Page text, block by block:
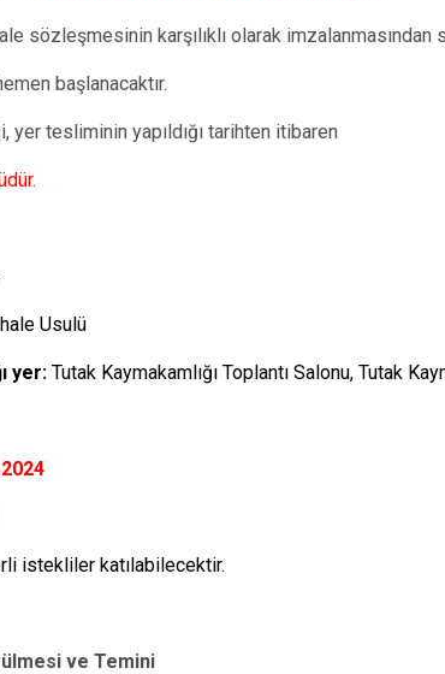
sözleşmesinin karşılıklı olarak imzalanmasından
başlanacaktır.
yer tesliminin yapıldığı tarihten itibaren
Usulü
yer: Tutak Kaymakamlığı Toplantı Salonu, Tutak
istekliler katılabilecektir.
ve Temini